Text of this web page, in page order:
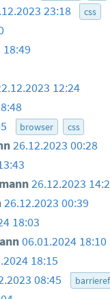
23:18 css
18:49
12:24
browser css
26.12.2023 00:28
26.12.2023
26.12.2023 00:39
18:03
06.01.2024 18:10
18:15
08:45